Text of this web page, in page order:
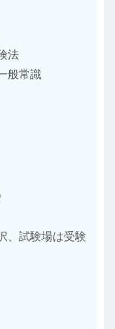
法
般常識
、試験場は受験